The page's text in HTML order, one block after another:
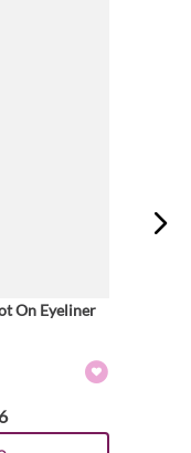
On Eyeliner